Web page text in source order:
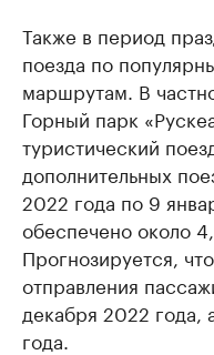
Также в период
поезда по
маршрутам. В
Горный парк
туристический
дополнительных
2022 года по 9
обеспечено около
Прогнозируется,
отправления
декабря 2022 года,
года.